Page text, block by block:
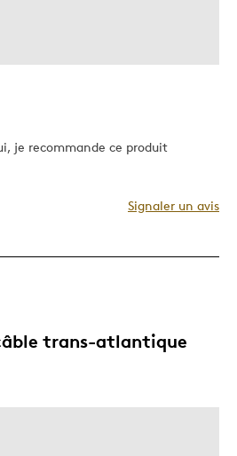
je recommande ce produit
Signaler un avis
trans-atlantique